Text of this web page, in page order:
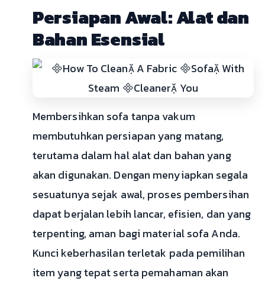
Persiapan Awal: Alat dan
Bahan Esensial
Membersihkan sofa tanpa vakum
membutuhkan persiapan yang matang,
terutama dalam hal alat dan bahan yang
akan digunakan. Dengan menyiapkan segala
sesuatunya sejak awal, proses pembersihan
dapat berjalan lebih lancar, efisien, dan yang
terpenting, aman bagi material sofa Anda.
Kunci keberhasilan terletak pada pemilihan
item yang tepat serta pemahaman akan